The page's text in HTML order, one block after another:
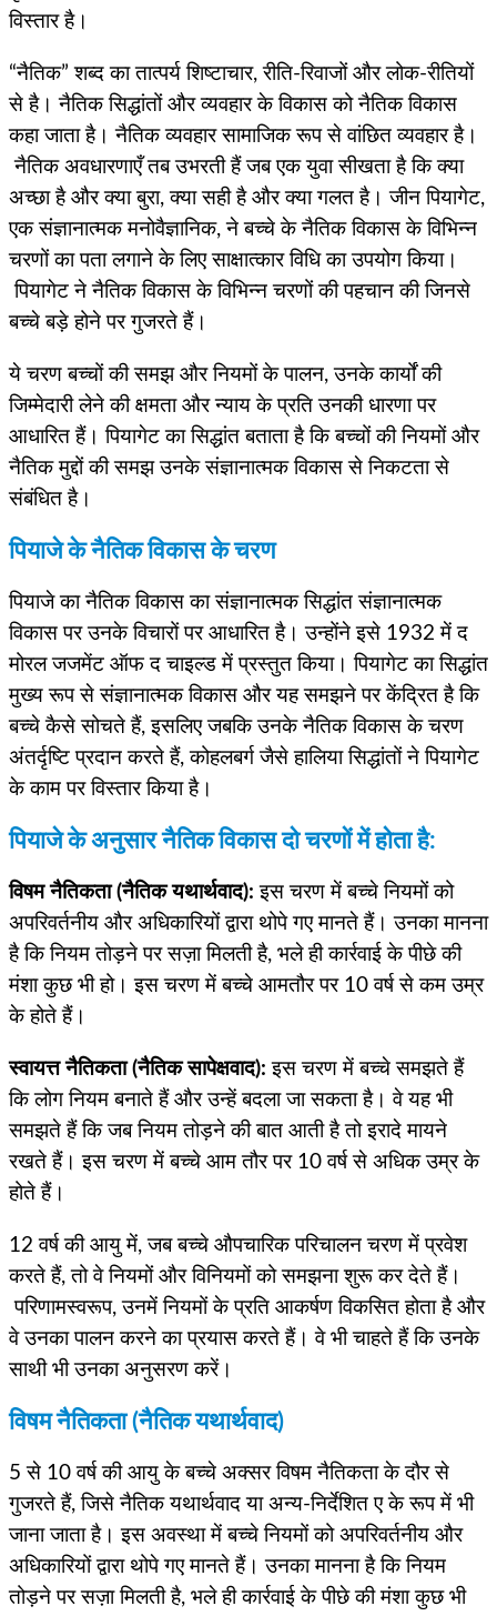
विस्तार है।
“नैतिक” शब्द का तात्पर्य शिष्टाचार, रीति-रिवाजों और लोक-रीतियों
से है। नैतिक सिद्धांतों और व्यवहार के विकास को नैतिक विकास
कहा जाता है। नैतिक व्यवहार सामाजिक रूप से वांछित व्यवहार है।
नैतिक अवधारणाएँ तब उभरती हैं जब एक युवा सीखता है कि क्या
अच्छा है और क्या बुरा, क्या सही है और क्या गलत है। जीन पियागेट,
एक संज्ञानात्मक मनोवैज्ञानिक, ने बच्चे के नैतिक विकास के विभिन्न
चरणों का पता लगाने के लिए साक्षात्कार विधि का उपयोग किया।
पियागेट ने नैतिक विकास के विभिन्न चरणों की पहचान की जिनसे
बच्चे बड़े होने पर गुजरते हैं।
ये चरण बच्चों की समझ और नियमों के पालन, उनके कार्यों की
जिम्मेदारी लेने की क्षमता और न्याय के प्रति उनकी धारणा पर
आधारित हैं। पियागेट का सिद्धांत बताता है कि बच्चों की नियमों और
नैतिक मुद्दों की समझ उनके संज्ञानात्मक विकास से निकटता से
संबंधित है।
पियाजे के नैतिक विकास के चरण
पियाजे का नैतिक विकास का संज्ञानात्मक सिद्धांत संज्ञानात्मक
विकास पर उनके विचारों पर आधारित है। उन्होंने इसे 1932 में द
मोरल जजमेंट ऑफ द चाइल्ड में प्रस्तुत किया। पियागेट का सिद्धांत
मुख्य रूप से संज्ञानात्मक विकास और यह समझने पर केंद्रित है कि
बच्चे कैसे सोचते हैं, इसलिए जबकि उनके नैतिक विकास के चरण
अंतर्दृष्टि प्रदान करते हैं, कोहलबर्ग जैसे हालिया सिद्धांतों ने पियागेट
के काम पर विस्तार किया है।
पियाजे के अनुसार नैतिक विकास दो चरणों में होता है:
विषम नैतिकता (नैतिक यथार्थवाद):इस चरण में बच्चे नियमों को
अपरिवर्तनीय और अधिकारियों द्वारा थोपे गए मानते हैं। उनका मानना
​​है कि नियम तोड़ने पर सज़ा मिलती है, भले ही कार्रवाई के पीछे की
मंशा कुछ भी हो। इस चरण में बच्चे आमतौर पर 10 वर्ष से कम उम्र
के होते हैं।
स्वायत्त नैतिकता (नैतिक सापेक्षवाद):इस चरण में बच्चे समझते हैं
कि लोग नियम बनाते हैं और उन्हें बदला जा सकता है। वे यह भी
समझते हैं कि जब नियम तोड़ने की बात आती है तो इरादे मायने
रखते हैं। इस चरण में बच्चे आम तौर पर 10 वर्ष से अधिक उम्र के
होते हैं।
12 वर्ष की आयु में, जब बच्चे औपचारिक परिचालन चरण में प्रवेश
करते हैं, तो वे नियमों और विनियमों को समझना शुरू कर देते हैं।
परिणामस्वरूप, उनमें नियमों के प्रति आकर्षण विकसित होता है और
वे उनका पालन करने का प्रयास करते हैं। वे भी चाहते हैं कि उनके
साथी भी उनका अनुसरण करें।
विषम नैतिकता (नैतिक यथार्थवाद)
5 से 10 वर्ष की आयु के बच्चे अक्सर विषम नैतिकता के दौर से
गुजरते हैं, जिसे नैतिक यथार्थवाद या अन्य-निर्देशित ए के रूप में भी
जाना जाता है। इस अवस्था में बच्चे नियमों को अपरिवर्तनीय और
अधिकारियों द्वारा थोपे गए मानते हैं। उनका मानना ​​है कि नियम
तोड़ने पर सज़ा मिलती है, भले ही कार्रवाई के पीछे की मंशा कुछ भी